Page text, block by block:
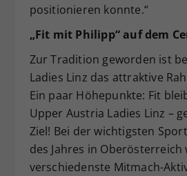
positionieren konnte.“
„Fit mit Philipp“ auf dem
Zur Tradition geworden ist
Ladies Linz das attraktive
Ein paar Höhepunkte: Fit
Upper Austria Ladies Linz –
Ziel! Bei der wichtigsten
des Jahres in
verschiedenste Mitmach-